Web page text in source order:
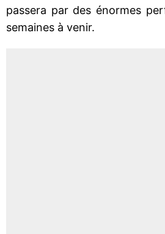
passera par des énormes
semaines à venir.